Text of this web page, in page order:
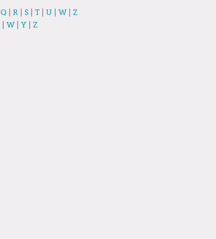
Q| R| S| T| U | W| Z
| W| Y| Z